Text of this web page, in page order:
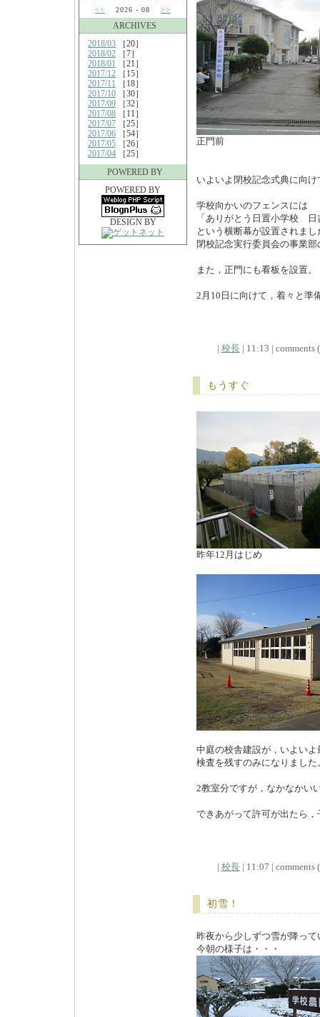
<<
2026 - 08 >>
ARCHIVES
2018/03 ［20］
2018/02 ［7］
2018/01 ［21］
2017/12 ［15］
2017/11 ［18］
2017/10 ［30］
2017/09 ［32］
2017/08 ［11］
2017/07 ［25］
2017/06 ［54］
2017/05 ［26］
2017/04 ［25］
POWERED BY
POWERED BY
DESIGN BY
正門前
いよいよ閉校記念式典に向
学校向かいのフェンスには
「ありがとう日置小学校
という横断幕が設置されまし
閉校記念実行委員会の事業
また，正門にも看板を設置。
2月10日に向けて，着々と準
| 校長| 11:13 | comments
もうすぐ
昨年12月はじめ
中庭の校舎建設が，いよいよ
検査を残すのみになりました
2教室分ですが，なかなかい
できあがって許可が出たら
| 校長| 11:07 | comments
初雪！
昨夜から少しずつ雪が降って
今朝の様子は・・・